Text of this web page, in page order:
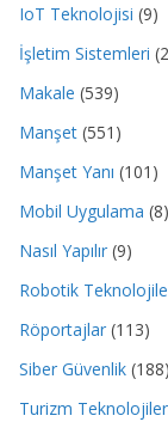
IoT Teknolojisi (9)
İşletim Sistemleri
Makale (539)
Manşet (551)
Manşet Yanı (101)
Mobil Uygulama (8)
Nasıl Yapılır (9)
Robotik
Röportajlar (113)
Siber Güvenlik (188)
Turizm